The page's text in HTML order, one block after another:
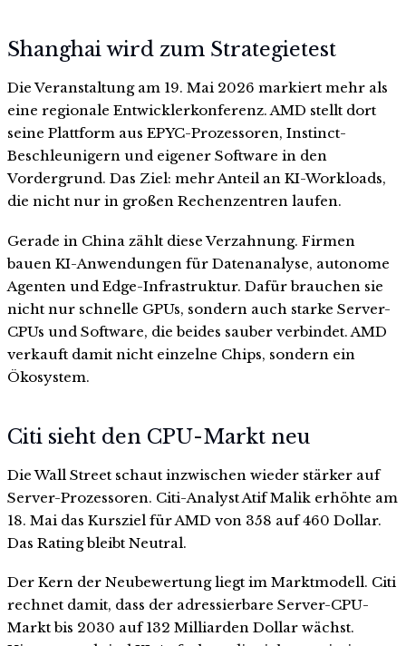
Shanghai wird zum Strategietest
Die Veranstaltung am 19. Mai 2026 markiert mehr als
eine regionale Entwicklerkonferenz. AMD stellt dort
seine Plattform aus EPYC-Prozessoren, Instinct-
Beschleunigern und eigener Software in den
Vordergrund. Das Ziel: mehr Anteil an KI-Workloads,
die nicht nur in großen Rechenzentren laufen.
Gerade in China zählt diese Verzahnung. Firmen
bauen KI-Anwendungen für Datenanalyse, autonome
Agenten und Edge-Infrastruktur. Dafür brauchen sie
nicht nur schnelle GPUs, sondern auch starke Server-
CPUs und Software, die beides sauber verbindet. AMD
verkauft damit nicht einzelne Chips, sondern ein
Ökosystem.
Citi sieht den CPU-Markt neu
Die Wall Street schaut inzwischen wieder stärker auf
Server-Prozessoren. Citi-Analyst Atif Malik erhöhte am
18. Mai das Kursziel für AMD von 358 auf 460 Dollar.
Das Rating bleibt Neutral.
Der Kern der Neubewertung liegt im Marktmodell. Citi
rechnet damit, dass der adressierbare Server-CPU-
Markt bis 2030 auf 132 Milliarden Dollar wächst.